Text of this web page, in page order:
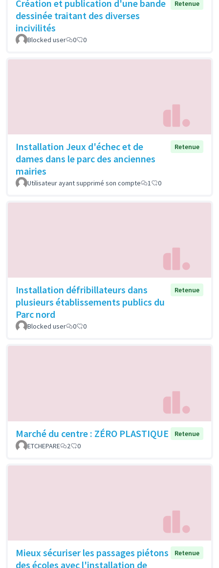
Création et publication d'une bande
dessinée traitant des diverses
incivilités
Retenue
Blocked user 0 0
Installation Jeux d'échec et de
dames dans le parc des anciennes
mairies
Retenue
Utilisateur ayant supprimé son compte 1 0
Installation défribillateurs dans
plusieurs établissements publics du
Parc nord
Retenue
Blocked user 0 0
Marché du centre : ZÉRO PLASTIQUE
Retenue
ETCHEPARE
2 0
Mieux sécuriser les passages piétons
des écoles avec l'installation de
Retenue